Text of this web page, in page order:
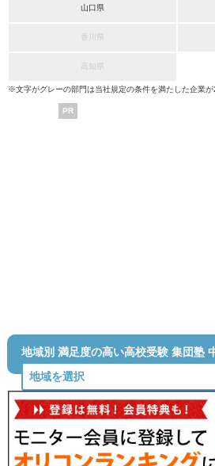
山口県
香川県
高知県
※文字がグレーの部門は当社規定の条件を満たした企業が
PR
地域別 満足度の高い高校受験 集団塾